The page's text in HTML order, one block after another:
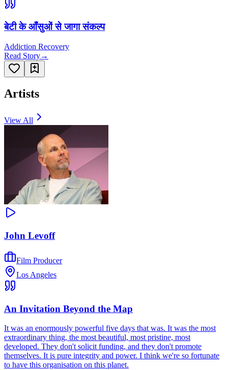
बेटी के आँसुओं से जागा संकल्प
Addiction Recovery
Read Story→
Artists
View All
John Levoff
Film Producer
Los Angeles
An Invitation Beyond the Map
It was an enormously powerful five days that was. It was the most
extraordinary thing, the most beautiful, most pristine, most
developed. They don't solicit funding, and they don't promote
themselves. It is pure integrity and power. I think we're so fortunate
to have this organisation on this planet.